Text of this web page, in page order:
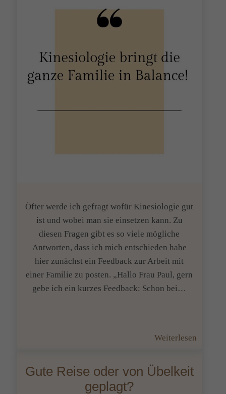
Öfter werde ich gefragt wofür Kinesiologie gut
ist und wobei man sie einsetzen kann. Zu
diesen Fragen gibt es so viele mögliche
Antworten, dass ich mich entschieden habe
hier zunächst ein Feedback zur Arbeit mit
einer Familie zu posten. „Hallo Frau Paul, gern
gebe ich ein kurzes Feedback: Schon bei…
Weiterlesen
Gute Reise oder von Übelkeit
geplagt?